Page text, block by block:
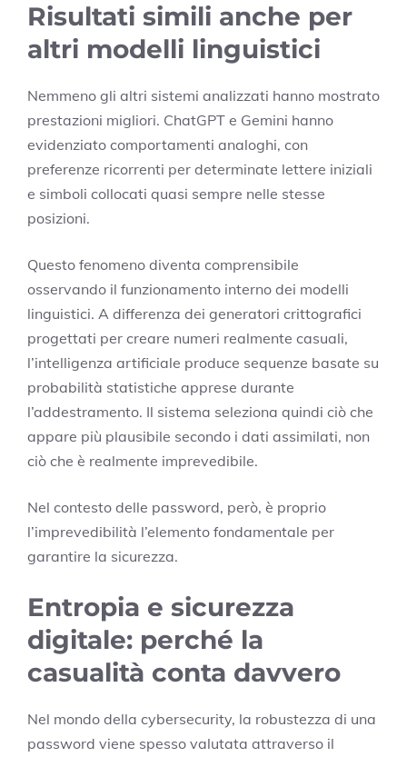
Risultati simili anche per
altri modelli linguistici
Nemmeno gli altri sistemi analizzati hanno mostrato
prestazioni migliori. ChatGPT e Gemini hanno
evidenziato comportamenti analoghi, con
preferenze ricorrenti per determinate lettere iniziali
e simboli collocati quasi sempre nelle stesse
posizioni.
Questo fenomeno diventa comprensibile
osservando il funzionamento interno dei modelli
linguistici. A differenza dei generatori crittografici
progettati per creare numeri realmente casuali,
l’intelligenza artificiale produce sequenze basate su
probabilità statistiche apprese durante
l’addestramento. Il sistema seleziona quindi ciò che
appare più plausibile secondo i dati assimilati, non
ciò che è realmente imprevedibile.
Nel contesto delle password, però, è proprio
l’imprevedibilità l’elemento fondamentale per
garantire la sicurezza.
Entropia e sicurezza
digitale: perché la
casualità conta davvero
Nel mondo della cybersecurity, la robustezza di una
password viene spesso valutata attraverso il